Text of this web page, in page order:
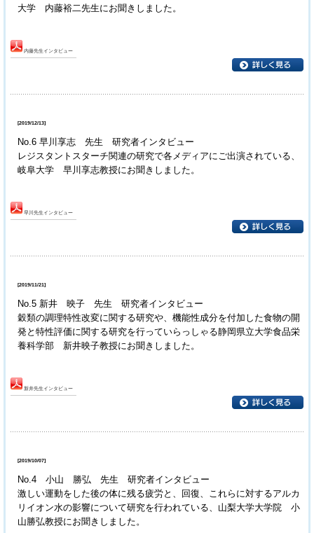
大学 内藤裕二先生にお聞きしました。
内藤先生インタビュー
[2019/12/13]
No.6 早川享志 先生 研究者インタビュー
レジスタントスターチ関連の研究で各メディアにご出演されている、
岐阜大学 早川享志教授にお聞きしました。
早川先生インタビュー
[2019/11/21]
No.5 新井 映子 先生 研究者インタビュー
穀類の調理特性改変に関する研究や、機能性成分を付加した食物の開
発と特性評価に関する研究を行っていらっしゃる静岡県立大学食品栄
養科学部 新井映子教授にお聞きしました。
新井先生インタビュー
[2019/10/07]
No.4 小山 勝弘 先生 研究者インタビュー
激しい運動をした後の体に残る疲労と、回復、これらに対するアルカ
リイオン水の影響について研究を行われている、山梨大学大学院 小
山勝弘教授にお聞きしました。